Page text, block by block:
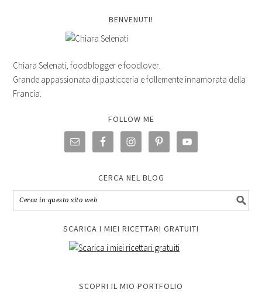
BENVENUTI!
Chiara Selenati, foodblogger e foodlover.
Grande appassionata di pasticceria e follemente innamorata della
Francia.
FOLLOW ME
CERCA NEL BLOG
SCARICA I MIEI RICETTARI GRATUITI
SCOPRI IL MIO PORTFOLIO